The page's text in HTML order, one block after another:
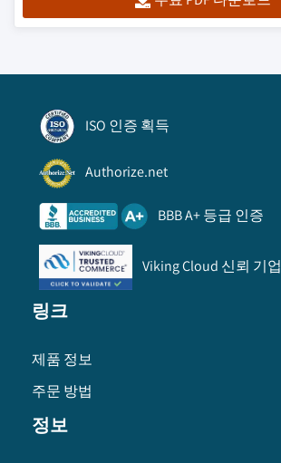
ISO 인증 획득
Authorize.net
BBB A+ 등급 인증
Viking Cloud 신뢰 기업
링크
제품 정보
주문 방법
정보